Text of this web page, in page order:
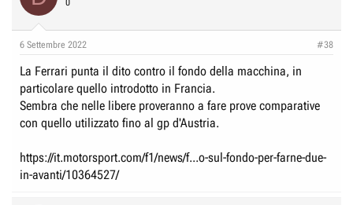
0
6 Settembre 2022 #38
La Ferrari punta il dito contro il fondo della macchina, in
particolare quello introdotto in Francia.
Sembra che nelle libere proveranno a fare prove comparative
con quello utilizzato fino al gp d'Austria.
https://it.motorsport.com/f1/news/f...o-sul-fondo-per-farne-due-
in-avanti/10364527/